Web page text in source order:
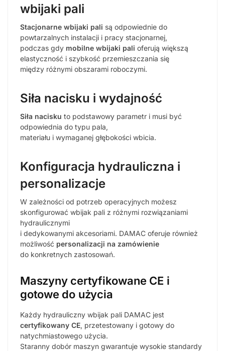
wbijaki pali
Stacjonarne wbijaki pali są odpowiednie do
powtarzalnych instalacji i pracy stacjonarnej,
podczas gdy mobilne wbijaki pali oferują większą
elastyczność i szybkość przemieszczania się
między różnymi obszarami roboczymi.
Siła nacisku i wydajność
Siła nacisku to podstawowy parametr i musi być
odpowiednia do typu pala,
materiału i wymaganej głębokości wbicia.
Konfiguracja hydrauliczna i
personalizacje
W zależności od potrzeb operacyjnych możesz
skonfigurować wbijak pali z różnymi rozwiązaniami
hydraulicznymi
i dedykowanymi akcesoriami. DAMAC oferuje również
możliwość personalizacji na zamówienie
do konkretnych zastosowań.
Maszyny certyfikowane CE i
gotowe do użycia
Każdy hydrauliczny wbijak pali DAMAC jest
certyfikowany CE, przetestowany i gotowy do
natychmiastowego użycia.
Staranny dobór maszyn gwarantuje wysokie standardy